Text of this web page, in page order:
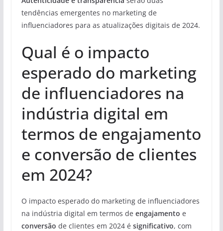
tendências emergentes no marketing de
influenciadores para as atualizações digitais de 2024.
Qual é o impacto
esperado do marketing
de influenciadores na
indústria digital em
termos de engajamento
e conversão de clientes
em 2024?
O impacto esperado do marketing de influenciadores
na indústria digital em termos de engajamento e
conversão de clientes em 2024 é significativo, com